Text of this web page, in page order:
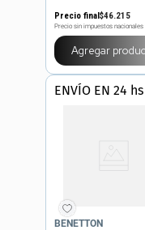
Precio final$46.215
Precio sin impuestos nacionales
Agregar
ENVÍO EN 24 hs
BENETTON